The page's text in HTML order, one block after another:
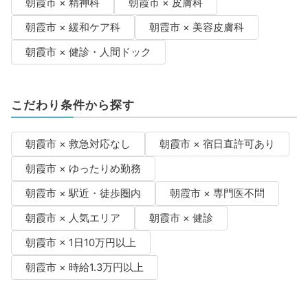
朝霞市 × 精神科
朝霞市 × 皮膚科
朝霞市 × 緩和ケア科
朝霞市 × 美容皮膚科
朝霞市 × 健診・人間ドック
こだわり条件から探す
朝霞市 × 救急対応なし
朝霞市 × 宿日直許可あり
朝霞市 × ゆったりめ勤務
朝霞市 × 駅近・徒歩圏内
朝霞市 × 専門医不問
朝霞市 × 人気エリア
朝霞市 × 健診
朝霞市 × 1日10万円以上
朝霞市 × 時給1.3万円以上